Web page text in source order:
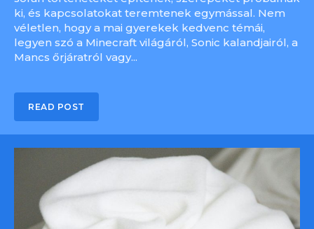
ki, és kapcsolatokat teremtenek egymással. Nem
véletlen, hogy a mai gyerekek kedvenc témái,
legyen szó a Minecraft világáról, Sonic kalandjairól, a
Mancs őrjáratról vagy...
READ POST